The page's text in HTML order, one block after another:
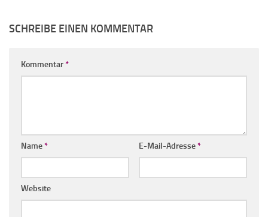
SCHREIBE EINEN KOMMENTAR
Kommentar*
Name* E-Mail-Adresse*
Website